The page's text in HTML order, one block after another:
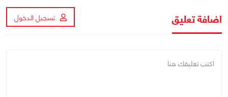
اضافة تعليق تسجيل الدخول